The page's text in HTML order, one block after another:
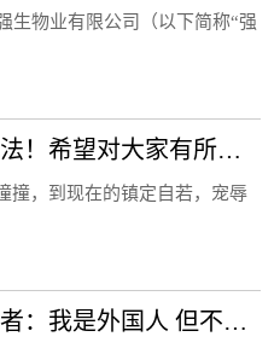
生物业有限公司（以下简称“强
炒股18年，我的独创战法！希望对大家有所帮助
撞，到现在的镇定自若，宠辱
成都大运会留学生志愿者：我是外国人 但不是外人